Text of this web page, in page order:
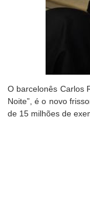
O barcelonês Carlos
Noite”, é o novo
de 15 milhões de